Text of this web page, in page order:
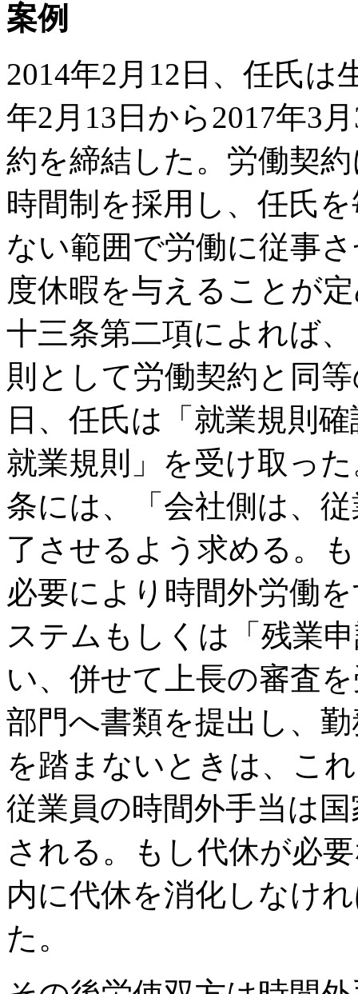
案例
2014年2月12日、任氏は
年2月13日から2017年3
約を締結した。労働契
時間制を採用し、任氏
ない範囲で労働に従事
度休暇を与えることが
十三条第二項によれば
則として労働契約と同
日、任氏は「就業規則
就業規則」を受け取っ
条には、「会社側は、
了させるよう求める。
必要により時間外労働
ステムもしくは「残業
い、併せて上長の審査
部門へ書類を提出し、
を踏まないときは、こ
従業員の時間外手当は
される。もし代休が必
内に代休を消化しなけ
た。